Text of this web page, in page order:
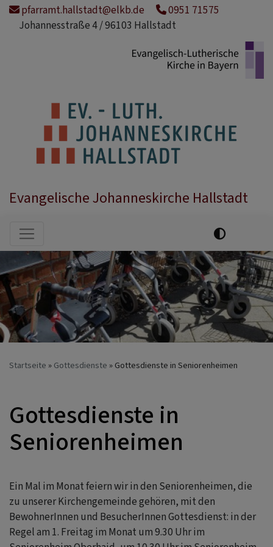
Direktpfarramt.hallstadt@elkb.de
0951 71575
Johannesstraße 4 / 96103 Hallstadt
Evangelische Johanneskirche Hallstadt
Hauptnavigation
Startseite Gottesdienste Gottesdienste in Seniorenheimen
Gottesdienste in
Seniorenheimen
Ein Mal im Monat feiern wir in den Seniorenheimen, die
zu unserer Kirchengemeinde gehören, mit den
BewohnerInnen und BesucherInnen Gottesdienst: in der
Regel am 1. Freitag im Monat um 9.30 Uhr im